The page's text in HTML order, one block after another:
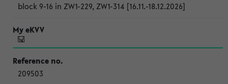
block 9-16 in ZW1-229, ZW1-314 [16.11.-18.12.2026]
209503